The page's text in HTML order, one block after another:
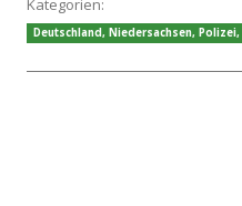
Kategorien:
Deutschland, Niedersachsen, Polizei,